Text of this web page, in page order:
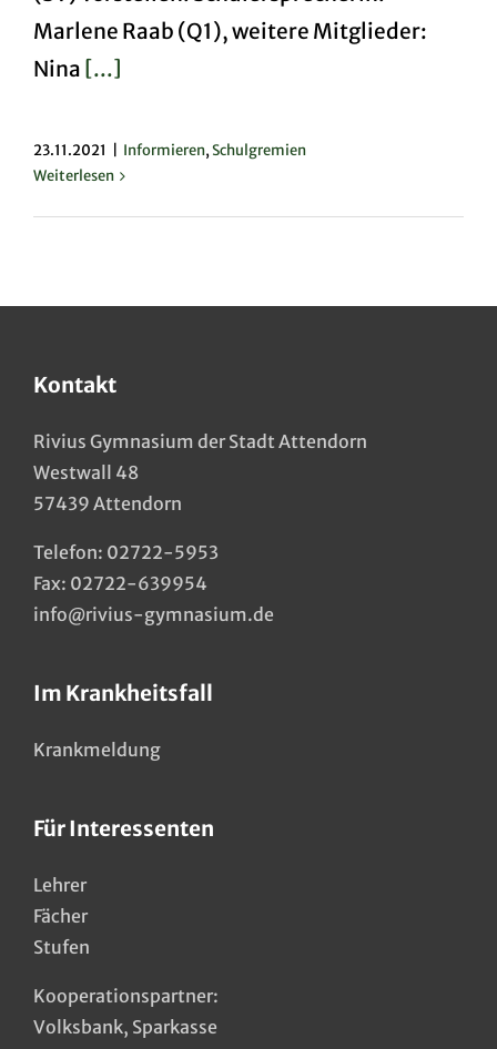
Marlene Raab (Q1), weitere Mitglieder:
Nina [...]
23.11.2021 Informieren,Schulgremien
Weiterlesen
Kontakt
Rivius Gymnasium der Stadt Attendorn
Westwall 48
57439 Attendorn
Telefon: 02722-5953
Fax: 02722-639954
info@rivius-gymnasium.de
Im Krankheitsfall
Krankmeldung
Für Interessenten
Lehrer
Fächer
Stufen
Kooperationspartner:
Volksbank, Sparkasse